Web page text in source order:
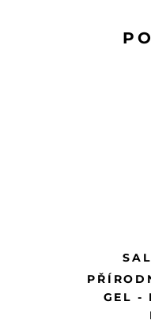
GEL -